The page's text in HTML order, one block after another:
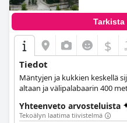
$
Tiedot
Mäntyjen ja kukkien keskellä
altaan ja välipalabaarin 400
Yhteenveto arvosteluista
Tekoälyn laatima tiivistelmä